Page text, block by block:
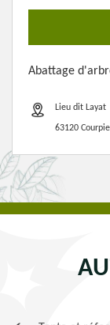
Abattage
Lieu dit Layat
63120